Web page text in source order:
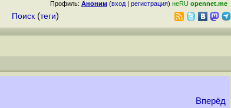
Профиль: Аноним (вход | регистрация) неRU opennet.me
Поиск (теги)
Вперёд